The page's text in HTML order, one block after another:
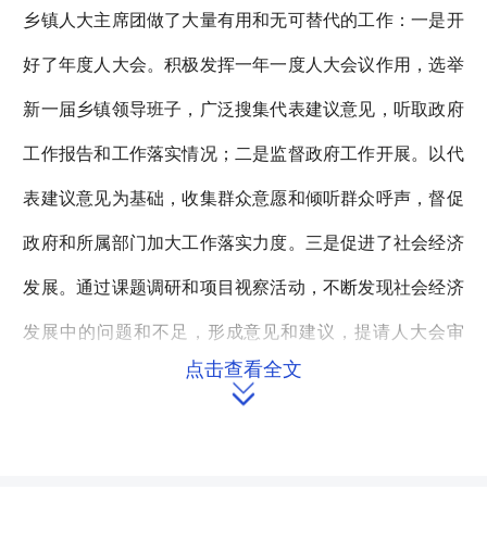
乡镇人大主席团做了大量有用和无可替代的工作：一是开
好了年度人大会。积极发挥一年一度人大会议作用，选举
新一届乡镇领导班子，广泛搜集代表建议意见，听取政府
工作报告和工作落实情况；二是监督政府工作开展。以代
表建议意见为基础，收集群众意愿和倾听群众呼声，督促
政府和所属部门加大工作落实力度。三是促进了社会经济
发展。通过课题调研和项目视察活动，不断发现社会经济
发展中的问题和不足，形成意见和建议，提请人大会审
议，为社会发展献计出力。四是开展了创先争优活动。
点击查看全文
